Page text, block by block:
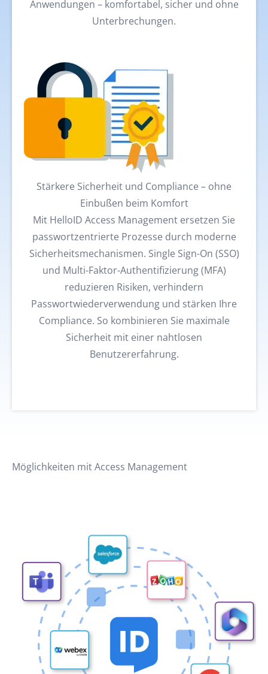
Anwendungen – komfortabel, sicher und ohne
Unterbrechungen.
Stärkere Sicherheit und Compliance – ohne
Einbußen beim Komfort
Mit HelloID Access Management ersetzen Sie
passwortzentrierte Prozesse durch moderne
Sicherheitsmechanismen. Single Sign-On (SSO)
und Multi-Faktor-Authentifizierung (MFA)
reduzieren Risiken, verhindern
Passwortwiederverwendung und stärken Ihre
Compliance. So kombinieren Sie maximale
Sicherheit mit einer nahtlosen
Benutzererfahrung.
Möglichkeiten mit Access Management